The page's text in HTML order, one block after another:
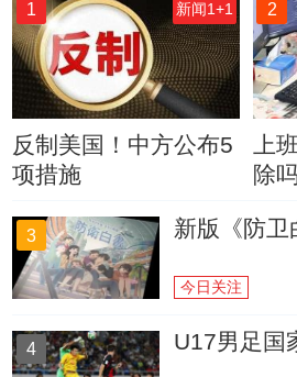
1 新闻1+1
反制美国！中方公布5
项措施
2
上
除
3 新版《防卫
今日关注
4 U17男足国